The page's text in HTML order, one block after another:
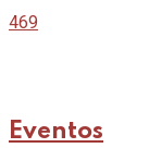
469
Eventos